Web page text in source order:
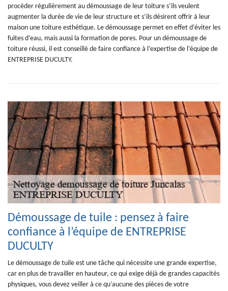
procéder régulièrement au démoussage de leur toiture s’ils veulent
augmenter la durée de vie de leur structure et s’ils désirent offrir à leur
maison une toiture esthétique. Le démoussage permet en effet d’éviter les
fuites d’eau, mais aussi la formation de pores. Pour un démoussage de
toiture réussi, il est conseillé de faire confiance à l’expertise de l’équipe de
ENTREPRISE DUCULTY.
Démoussage de tuile : pensez à faire
confiance à l’équipe de ENTREPRISE
DUCULTY
Le démoussage de tuile est une tâche qui nécessite une grande expertise,
car en plus de travailler en hauteur, ce qui exige déjà de grandes capacités
physiques, vous devez veiller à ce qu’aucune des pièces de votre